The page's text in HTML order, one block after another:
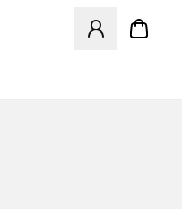
Odpre Modal